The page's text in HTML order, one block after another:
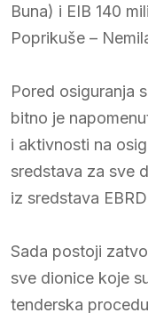
Buna) i EIB 140
Poprikuše –
Pored osiguranja
bitno je
i aktivnosti na
sredstava za sve
iz sredstava
Sada postoji
sve dionice koje
tenderska